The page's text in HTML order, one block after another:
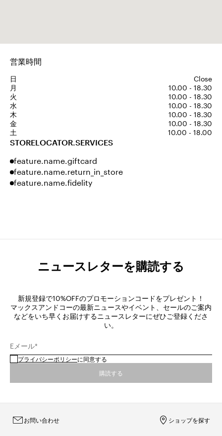
営業時間
日
Close
月
10.00 - 18.30
火
10.00 - 18.30
水
10.00 - 18.30
木
10.00 - 18.30
金
10.00 - 18.30
土
10.00 - 18.00
STORELOCATOR.SERVICES
feature.name.giftcard
feature.name.return_in_store
feature.name.fidelity
ニュースレターを購読する
新規登録で10%OFFのプロモーションコードをプレゼント！
マックスアンドコーの最新ニュースやイベント、セールのご案内
などをいち早くお届けするニュースレターにぜひご登録くださ
い。
Eメール*
プライバシーポリシーに同意する
購読する
ショップを探す
お問い合わせ